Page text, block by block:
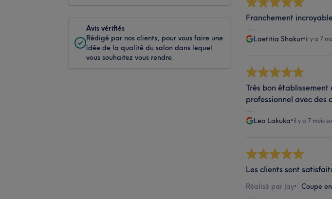
Avis vérifiés
Rédigé par nos clients, pour vous faire une
idée de la qualité du salon dans lequel
vous souhaitez vous rendre.
Franchement
Laetitia Shakur•il y a 7
Très bon
professionnel avec des
Leo Lakuka•il y a 7 mois
Les clients sont
Réalisé par Jay• Coupe